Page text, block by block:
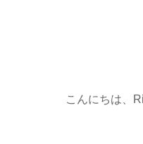
こんにちは、